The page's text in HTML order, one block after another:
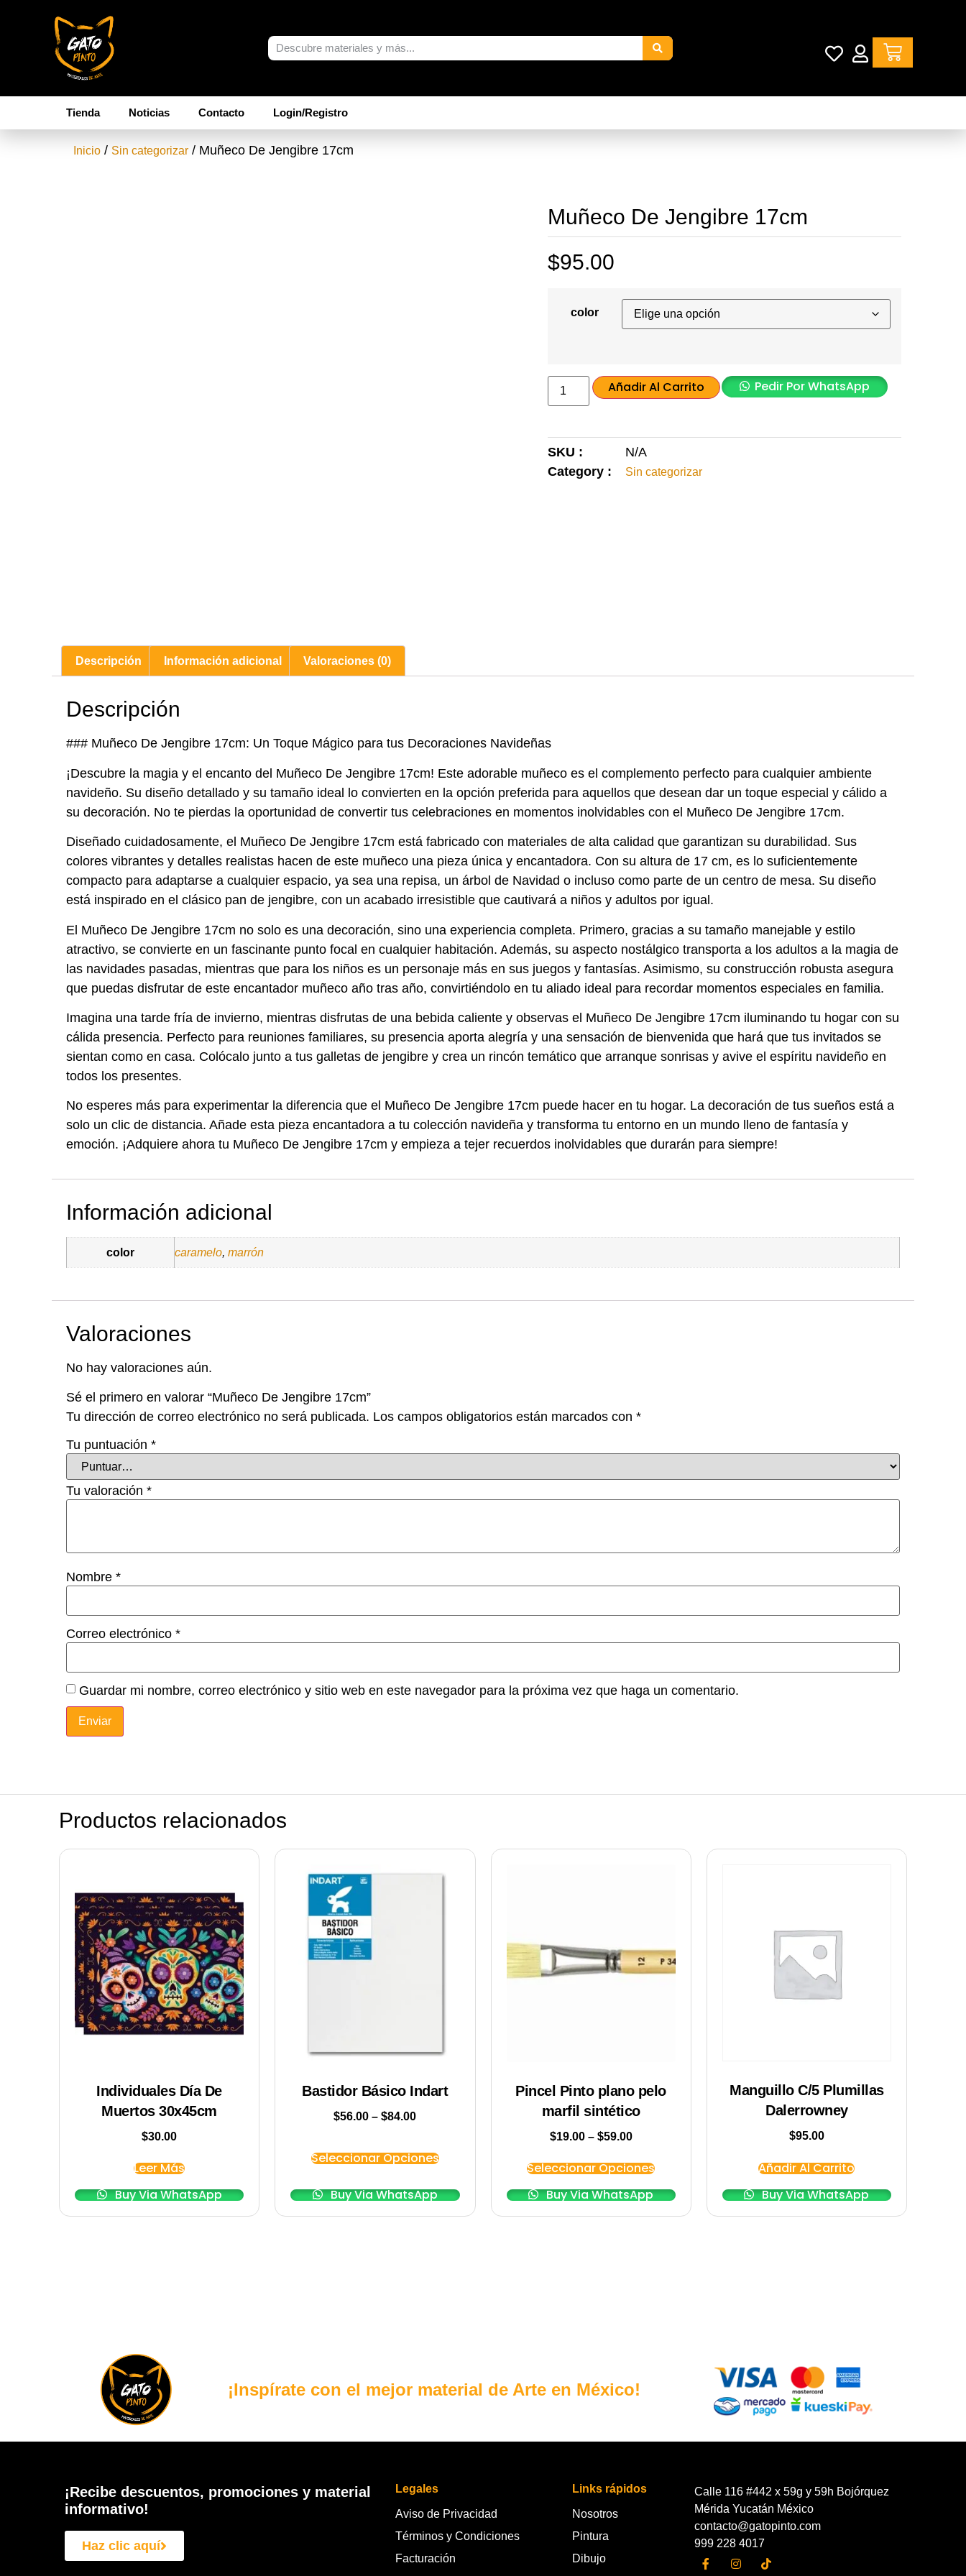
Tienda Noticias Contacto Login/Registro
Inicio / Sin categorizar / Muñeco De Jengibre 17cm
Muñeco De Jengibre 17cm
$95.00
color
Añadir Al Carrito Pedir Por WhatsApp
SKU :
N/A
Category :
Sin categorizar
Descripción Información adicional Valoraciones (0)
Descripción
### Muñeco De Jengibre 17cm: Un Toque Mágico para tus Decoraciones Navideñas
¡Descubre la magia y el encanto del Muñeco De Jengibre 17cm! Este adorable muñeco es el complemento perfecto para cualquier ambiente
navideño. Su diseño detallado y su tamaño ideal lo convierten en la opción preferida para aquellos que desean dar un toque especial y cálido a
su decoración. No te pierdas la oportunidad de convertir tus celebraciones en momentos inolvidables con el Muñeco De Jengibre 17cm.
Diseñado cuidadosamente, el Muñeco De Jengibre 17cm está fabricado con materiales de alta calidad que garantizan su durabilidad. Sus
colores vibrantes y detalles realistas hacen de este muñeco una pieza única y encantadora. Con su altura de 17 cm, es lo suficientemente
compacto para adaptarse a cualquier espacio, ya sea una repisa, un árbol de Navidad o incluso como parte de un centro de mesa. Su diseño
está inspirado en el clásico pan de jengibre, con un acabado irresistible que cautivará a niños y adultos por igual.
El Muñeco De Jengibre 17cm no solo es una decoración, sino una experiencia completa. Primero, gracias a su tamaño manejable y estilo
atractivo, se convierte en un fascinante punto focal en cualquier habitación. Además, su aspecto nostálgico transporta a los adultos a la magia de
las navidades pasadas, mientras que para los niños es un personaje más en sus juegos y fantasías. Asimismo, su construcción robusta asegura
que puedas disfrutar de este encantador muñeco año tras año, convirtiéndolo en tu aliado ideal para recordar momentos especiales en familia.
Imagina una tarde fría de invierno, mientras disfrutas de una bebida caliente y observas el Muñeco De Jengibre 17cm iluminando tu hogar con su
cálida presencia. Perfecto para reuniones familiares, su presencia aporta alegría y una sensación de bienvenida que hará que tus invitados se
sientan como en casa. Colócalo junto a tus galletas de jengibre y crea un rincón temático que arranque sonrisas y avive el espíritu navideño en
todos los presentes.
No esperes más para experimentar la diferencia que el Muñeco De Jengibre 17cm puede hacer en tu hogar. La decoración de tus sueños está a
solo un clic de distancia. Añade esta pieza encantadora a tu colección navideña y transforma tu entorno en un mundo lleno de fantasía y
emoción. ¡Adquiere ahora tu Muñeco De Jengibre 17cm y empieza a tejer recuerdos inolvidables que durarán para siempre!
Información adicional
color caramelo, marrón
Valoraciones
No hay valoraciones aún.
Sé el primero en valorar “Muñeco De Jengibre 17cm”
Tu dirección de correo electrónico no será publicada. Los campos obligatorios están marcados con *
Tu puntuación *
Tu valoración *
Nombre *
Correo electrónico *
Guardar mi nombre, correo electrónico y sitio web en este navegador para la próxima vez que haga un comentario.
Productos relacionados
Individuales Día De
Muertos 30x45cm
$30.00
Leer Más
Buy Via WhatsApp
Bastidor Básico Indart
$56.00 – $84.00
Seleccionar Opciones
Buy Via WhatsApp
Pincel Pinto plano pelo
marfil sintético
$19.00 – $59.00
Seleccionar Opciones
Buy Via WhatsApp
Manguillo C/5 Plumillas
Dalerrowney
$95.00
Añadir Al Carrito
Buy Via WhatsApp
¡Inspírate con el mejor material de Arte en México!
¡Recibe descuentos, promociones y material
informativo!
Haz clic aquí
Legales
Aviso de Privacidad
Términos y Condiciones
Facturación
Links rápidos
Nosotros
Pintura
Dibujo
Calle 116 #442 x 59g y 59h Bojórquez
Mérida Yucatán México
contacto@gatopinto.com
999 228 4017